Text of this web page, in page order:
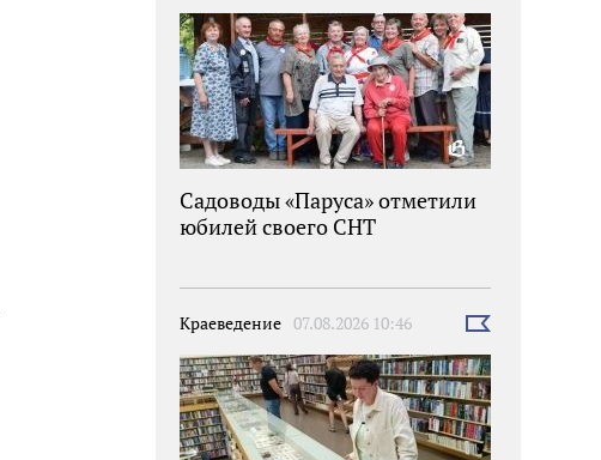
Садоводы «Паруса» отметили
юбилей своего СНТ
Краеведение 07.08.2026 10:46
Выбрать